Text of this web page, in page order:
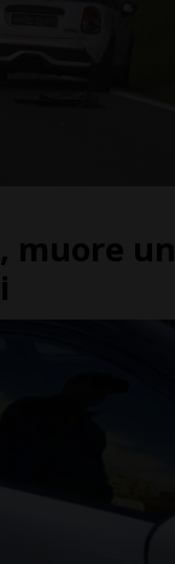
muore un